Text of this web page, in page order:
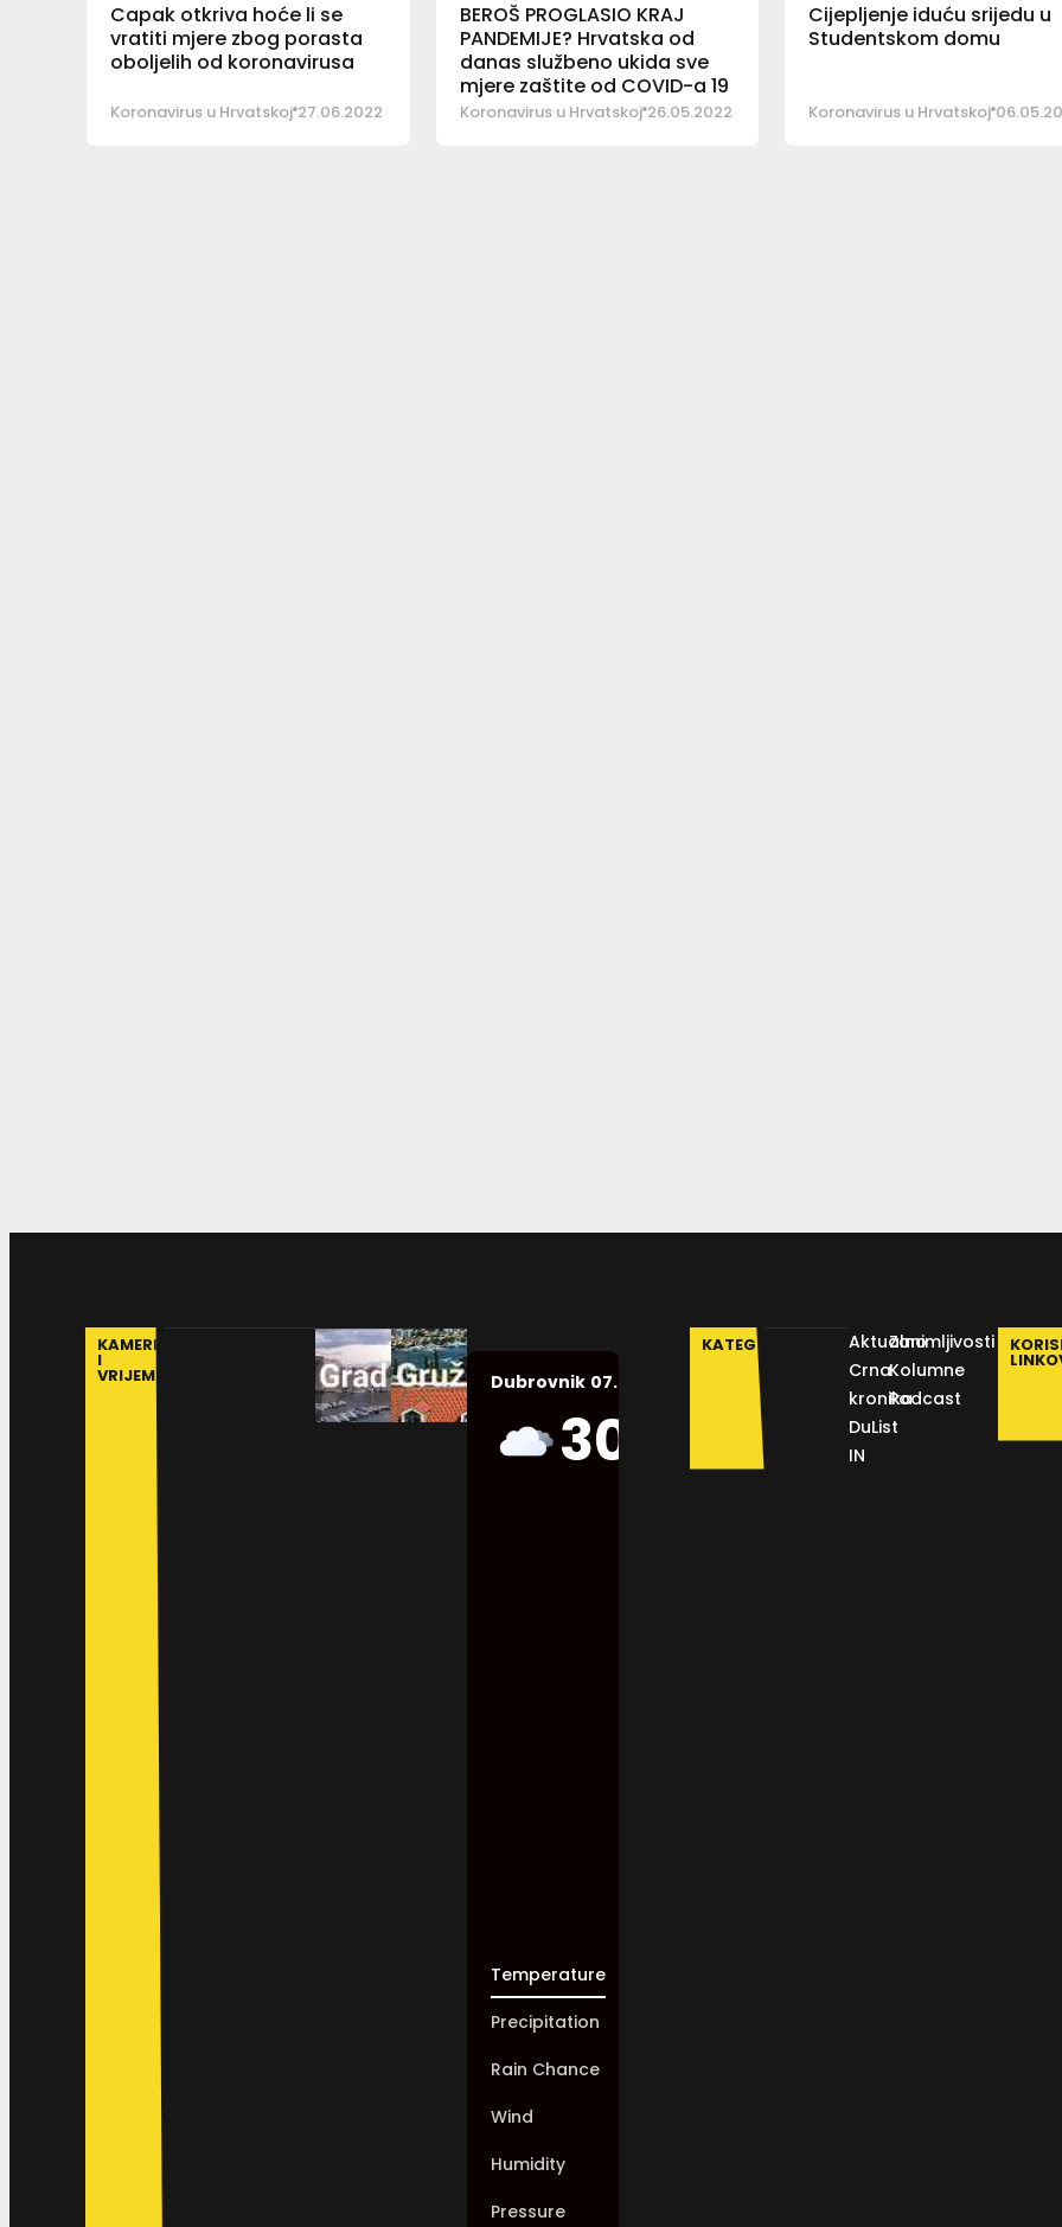
Capak otkriva hoće li se
vratiti mjere zbog porasta
oboljelih od koronavirusa
Koronavirus u Hrvatskoj 27.06.2022
BEROŠ PROGLASIO KRAJ
PANDEMIJE? Hrvatska od
danas službeno ukida sve
mjere zaštite od COVID-a 19
Koronavirus u Hrvatskoj 26.05.2022
Cijepljenje iduću srijedu u
Studentskom domu
Koronavirus u Hrvatskoj
KAMERE
I
VRIJEME Dubrovnik 07.08.2026.
30
Humidity:
Temperature
Precipitation
Rain Chance
Wind
Humidity
Pressure
KATEGORIJE
Aktualno
Crna
kronika
DuList
IN
Zanimljivosti
Kolumne
Podcast